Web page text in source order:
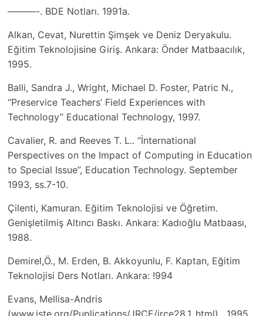
———-. BDE Notları. 1991a.
Alkan, Cevat, Nurettin Şimşek ve Deniz Deryakulu.
Eğitim Teknolojisine Giriş. Ankara: Önder Matbaacılık,
1995.
Balli, Sandra J., Wright, Michael D. Foster, Patric N.,
“Preservice Teachers’ Field Experiences with
Technology” Educational Technology, 1997.
Cavalier, R. and Reeves T. L.. “İnternational
Perspectives on the Impact of Computing in Education
to Special Issue”, Education Technology. September
1993, ss.7-10.
Çilenti, Kamuran. Eğitim Teknolojisi ve Öğretim.
Genişletilmiş Altıncı Baskı. Ankara: Kadıoğlu Matbaası,
1988.
Demirel,Ö., M. Erden, B. Akkoyunlu, F. Kaptan, Eğitim
Teknolojisi Ders Notları. Ankara: !994
Evans, Mellisa-Andris